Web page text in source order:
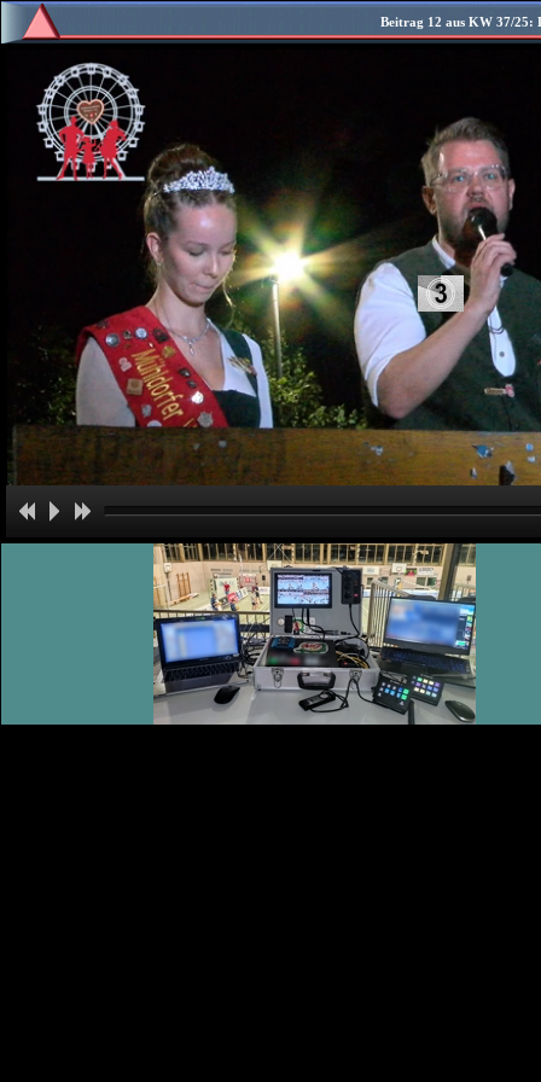
Beitrag 12 aus KW 37/25: